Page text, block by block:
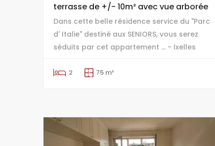
terrasse de +/- 10m² avec vue arborée
Dans cette belle résidence service du "Parc
d' Italie" destiné aux SENIORS, vous serez
séduits par cet appartement ... - Ixelles
2 75 m²